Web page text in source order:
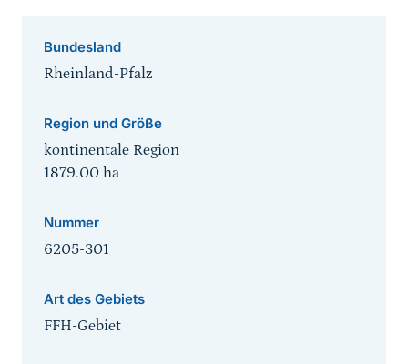
Bundesland
Rheinland-Pfalz
Region und Größe
kontinentale Region
1879.00 ha
Nummer
6205-301
Art des Gebiets
FFH-Gebiet